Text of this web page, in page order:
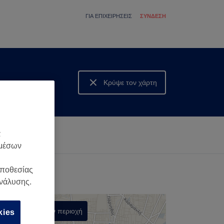
ΓΙΑ ΕΠΙΧΕΙΡΉΣΕΙΣ ΣΎΝΔΕΣΗ
Κρύψε τον χάρτη
Δες τον χάρτη
Αναζήτηση στην περιοχή
μέσων